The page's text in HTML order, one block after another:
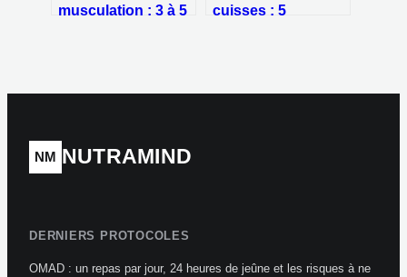
musculation : 3 à 5
paliers
cuisses : 5
en 3 semaines
NM NUTRAMIND
DERNIERS PROTOCOLES
OMAD : un repas par jour, 24 heures de jeûne et les risques à ne